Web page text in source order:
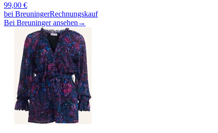
99,00 €
bei BreuningerRechnungskauf
Bei Breuninger ansehen →